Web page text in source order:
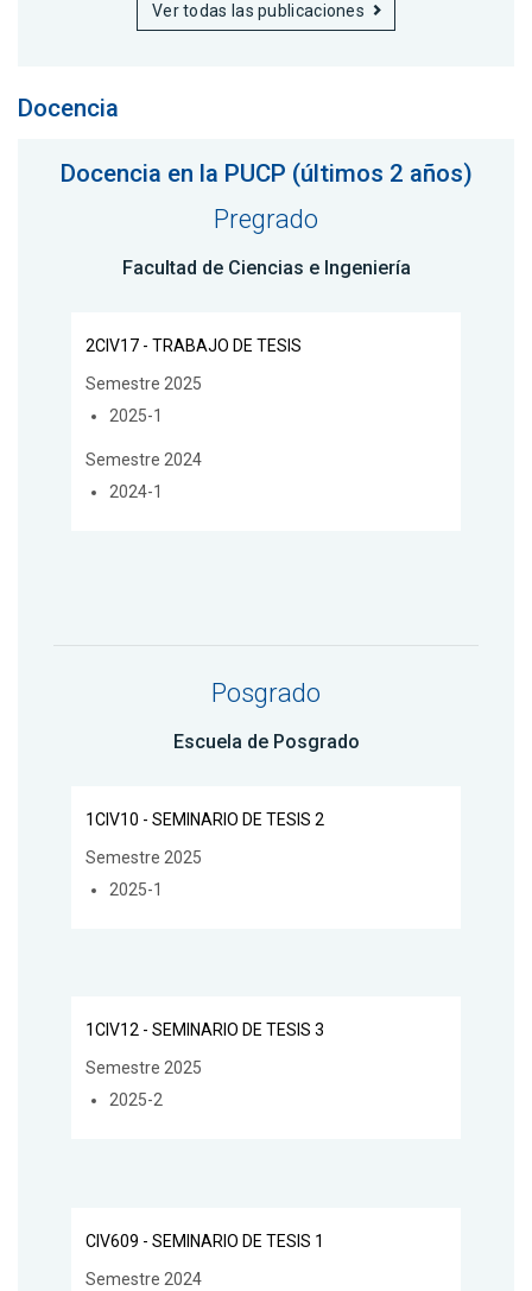
Ver todas las publicaciones
Docencia
Docencia en la PUCP (últimos 2 años)
Pregrado
Facultad de Ciencias e Ingeniería
2CIV17 - TRABAJO DE TESIS
Semestre 2025
2025-1
Semestre 2024
2024-1
Posgrado
Escuela de Posgrado
1CIV10 - SEMINARIO DE TESIS 2
Semestre 2025
2025-1
1CIV12 - SEMINARIO DE TESIS 3
Semestre 2025
2025-2
CIV609 - SEMINARIO DE TESIS 1
Semestre 2024